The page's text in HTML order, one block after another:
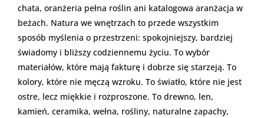
chata, oranżeria pełna roślin ani katalogowa aranżacja w
beżach. Natura we wnętrzach to przede wszystkim
sposób myślenia o przestrzeni: spokojniejszy, bardziej
świadomy i bliższy codziennemu życiu. To wybór
materiałów, które mają fakturę i dobrze się starzeją. To
kolory, które nie męczą wzroku. To światło, które nie jest
ostre, lecz miękkie i rozproszone. To drewno, len,
kamień, ceramika, wełna, rośliny, naturalne zapachy,